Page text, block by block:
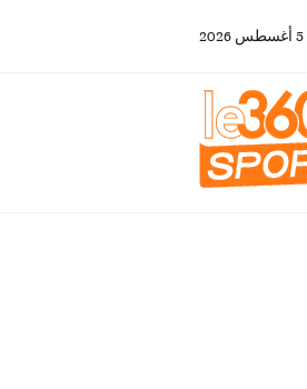
5 أغسطس 2026